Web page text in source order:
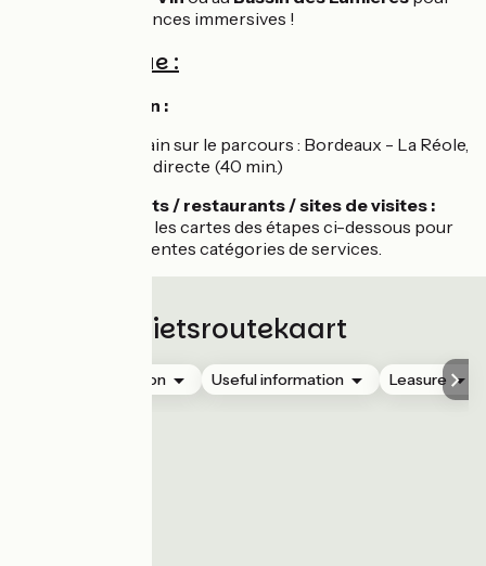
de belles expériences immersives !
Côté pratique :
🚆 Accès en train :
Ligne de train sur le parcours : Bordeaux - La Réole,
liaison TER directe (40 min.)
💡 Hébergements / restaurants / sites de visites :
Rendez-vous sur les cartes des étapes ci-dessous pour
afficher les différentes catégories de services.
Fietsroutekaart
Accommodation Useful information Leasure